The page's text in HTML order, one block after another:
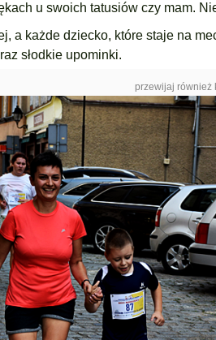
u swoich tatusiów czy mam.
a każde dziecko, które staje na
słodkie upominki.
przewijaj również